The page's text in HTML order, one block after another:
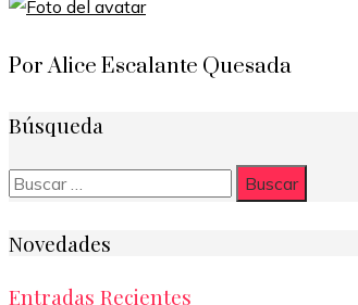
Por Alice Escalante Quesada
Búsqueda
Buscar:
Novedades
Entradas Recientes